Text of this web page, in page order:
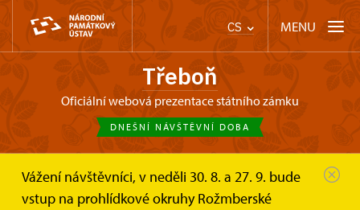
CS MENU
Třeboň
oficiální webová prezentace státního zámku
DNEŠNÍ NÁVŠTĚVNÍ DOBA
Vážení návštěvníci, v neděli 30. 8. a 27. 9. bude
vstup na prohlídkové okruhy Rožmberské
Třeboň Tipy na výlet Klášter a zámek Borovany